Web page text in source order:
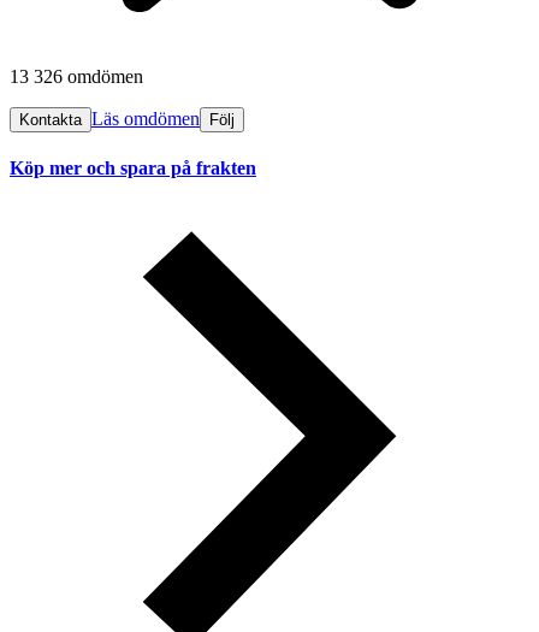
13 326 omdömen
Kontakta Läs omdömen Följ
Köp mer och spara på frakten